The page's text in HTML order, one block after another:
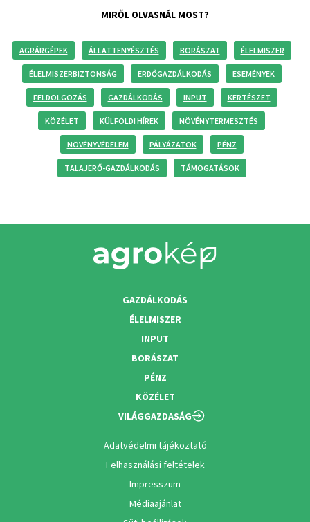
MIRŐL OLVASNÁL MOST?
AGRÁRGÉPEK ÁLLATTENYÉSZTÉS BORÁSZAT ÉLELMISZER
ÉLELMISZERBIZTONSÁG ERDŐGAZDÁLKODÁS ESEMÉNYEK
FELDOLGOZÁS GAZDÁLKODÁS INPUT KERTÉSZET
KÖZÉLET KÜLFÖLDI HÍREK NÖVÉNYTERMESZTÉS
NÖVÉNYVÉDELEM PÁLYÁZATOK PÉNZ
TALAJERŐ-GAZDÁLKODÁS TÁMOGATÁSOK
GAZDÁLKODÁS
ÉLELMISZER
INPUT
BORÁSZAT
PÉNZ
KÖZÉLET
VILÁGGAZDASÁG
Adatvédelmi tájékoztató
Felhasználási feltételek
Impresszum
Médiaajánlat